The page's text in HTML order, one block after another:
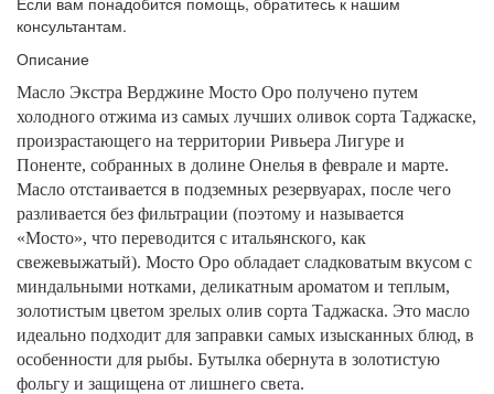
консультантам.
Описание
Масло Экстра Верджине Мосто Оро получено путем
холодного отжима из самых лучших оливок сорта Таджаске,
произрастающего на территории Ривьера Лигуре и
Поненте, собранных в долине Онелья в феврале и марте.
Масло отстаивается в подземных резервуарах, после чего
разливается без фильтрации (поэтому и называется
«Мосто», что переводится с итальянского, как
свежевыжатый). Мосто Оро обладает сладковатым вкусом с
миндальными нотками, деликатным ароматом и теплым,
золотистым цветом зрелых олив сорта Таджаска. Это масло
идеально подходит для заправки самых изысканных блюд, в
особенности для рыбы. Бутылка обернута в золотистую
фольгу и защищена от лишнего света.